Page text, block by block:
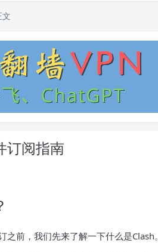
文
订阅指南
之前，我们先来了解一下什么是Clash。